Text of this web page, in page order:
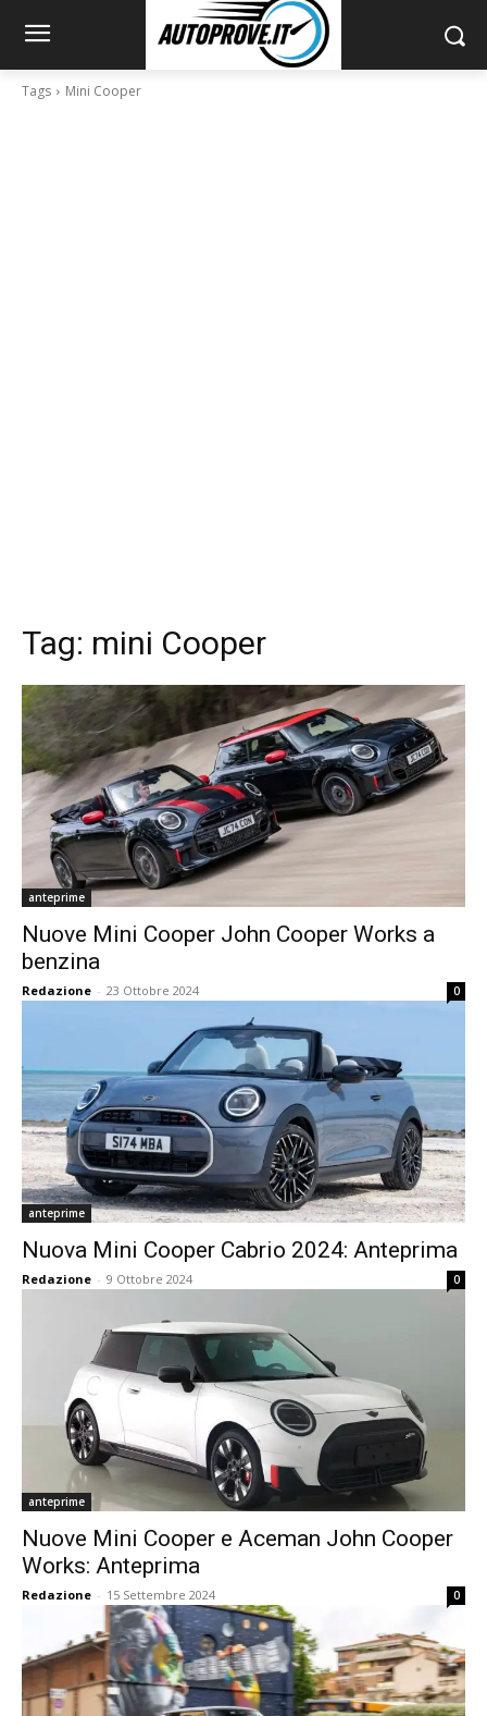
Tags Mini Cooper
Tag: mini Cooper
anteprime
Nuove Mini Cooper John Cooper Works a
benzina
Redazione - 23 Ottobre 2024 0
anteprime
Nuova Mini Cooper Cabrio 2024: Anteprima
Redazione - 9 Ottobre 2024 0
anteprime
Nuove Mini Cooper e Aceman John Cooper
Works: Anteprima
Redazione - 15 Settembre 2024 0